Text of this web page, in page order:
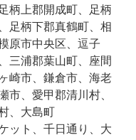
柄上郡開成町、足柄
足柄下郡真鶴町、相
原市中央区、逗子
三浦郡葉山町、座間
崎市、鎌倉市、海老
市、愛甲郡清川村、
、大島町
ット、千日通り、大
問い合わせください。
オケサービス等）は
覧】